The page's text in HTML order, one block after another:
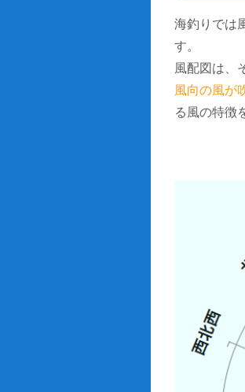
海釣りでは
す。
風配図は、
風向の風が
る風の特徴